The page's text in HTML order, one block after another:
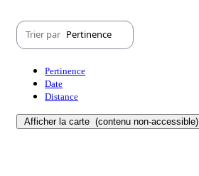
Trier par Pertinence
Pertinence
Date
Distance
Afficher la carte (contenu non-accessible)